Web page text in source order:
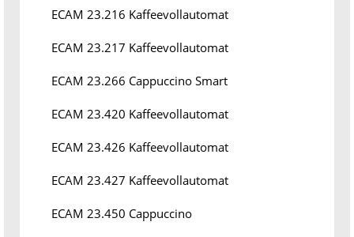
ECAM 23.216 Kaffeevollautomat
ECAM 23.217 Kaffeevollautomat
ECAM 23.266 Cappuccino Smart
ECAM 23.420 Kaffeevollautomat
ECAM 23.426 Kaffeevollautomat
ECAM 23.427 Kaffeevollautomat
ECAM 23.450 Cappuccino